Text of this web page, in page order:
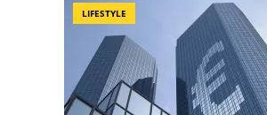
LIFESTYLE